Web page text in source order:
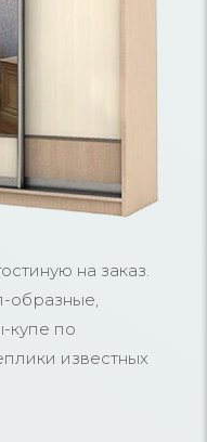
на заказ.
образные,
купе по
известных